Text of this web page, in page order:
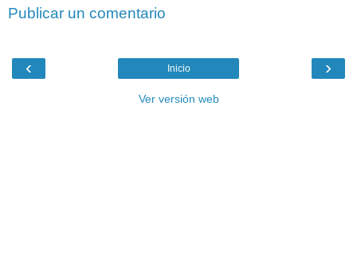
Publicar un comentario
‹ ›
Inicio
Ver versión web